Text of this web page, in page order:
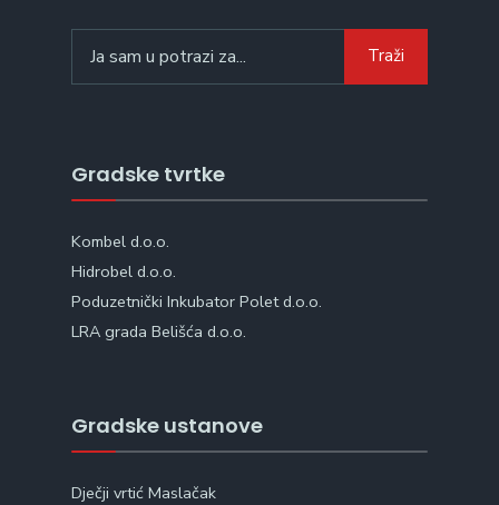
for:
Traži
Gradske tvrtke
Kombel d.o.o.
Hidrobel d.o.o.
Poduzetnički Inkubator Polet d.o.o.
LRA grada Belišća d.o.o.
Gradske ustanove
Dječji vrtić Maslačak